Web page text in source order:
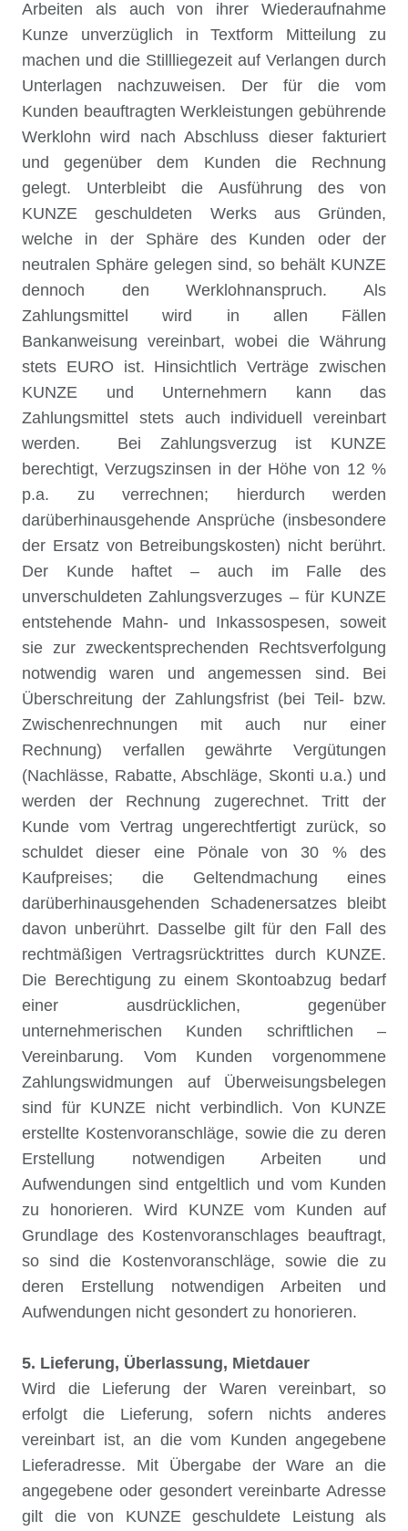
Arbeiten als auch von ihrer Wiederaufnahme
Kunze unverzüglich in Textform Mitteilung zu
machen und die Stillliegezeit auf Verlangen durch
Unterlagen nachzuweisen. Der für die vom
Kunden beauftragten Werkleistungen gebührende
Werklohn wird nach Abschluss dieser fakturiert
und gegenüber dem Kunden die Rechnung
gelegt. Unterbleibt die Ausführung des von
KUNZE geschuldeten Werks aus Gründen,
welche in der Sphäre des Kunden oder der
neutralen Sphäre gelegen sind, so behält KUNZE
dennoch den Werklohnanspruch. Als
Zahlungsmittel wird in allen Fällen
Bankanweisung vereinbart, wobei die Währung
stets EURO ist. Hinsichtlich Verträge zwischen
KUNZE und Unternehmern kann das
Zahlungsmittel stets auch individuell vereinbart
werden. Bei Zahlungsverzug ist KUNZE
berechtigt, Verzugszinsen in der Höhe von 12 %
p.a. zu verrechnen; hierdurch werden
darüberhinausgehende Ansprüche (insbesondere
der Ersatz von Betreibungskosten) nicht berührt.
Der Kunde haftet – auch im Falle des
unverschuldeten Zahlungsverzuges – für KUNZE
entstehende Mahn- und Inkassospesen, soweit
sie zur zweckentsprechenden Rechtsverfolgung
notwendig waren und angemessen sind. Bei
Überschreitung der Zahlungsfrist (bei Teil- bzw.
Zwischenrechnungen mit auch nur einer
Rechnung) verfallen gewährte Vergütungen
(Nachlässe, Rabatte, Abschläge, Skonti u.a.) und
werden der Rechnung zugerechnet. Tritt der
Kunde vom Vertrag ungerechtfertigt zurück, so
schuldet dieser eine Pönale von 30 % des
Kaufpreises; die Geltendmachung eines
darüberhinausgehenden Schadenersatzes bleibt
davon unberührt. Dasselbe gilt für den Fall des
rechtmäßigen Vertragsrücktrittes durch KUNZE.
Die Berechtigung zu einem Skontoabzug bedarf
einer ausdrücklichen, gegenüber
unternehmerischen Kunden schriftlichen –
Vereinbarung. Vom Kunden vorgenommene
Zahlungswidmungen auf Überweisungsbelegen
sind für KUNZE nicht verbindlich. Von KUNZE
erstellte Kostenvoranschläge, sowie die zu deren
Erstellung notwendigen Arbeiten und
Aufwendungen sind entgeltlich und vom Kunden
zu honorieren. Wird KUNZE vom Kunden auf
Grundlage des Kostenvoranschlages beauftragt,
so sind die Kostenvoranschläge, sowie die zu
deren Erstellung notwendigen Arbeiten und
Aufwendungen nicht gesondert zu honorieren.
5. Lieferung, Überlassung, Mietdauer
Wird die Lieferung der Waren vereinbart, so
erfolgt die Lieferung, sofern nichts anderes
vereinbart ist, an die vom Kunden angegebene
Lieferadresse. Mit Übergabe der Ware an die
angegebene oder gesondert vereinbarte Adresse
gilt die von KUNZE geschuldete Leistung als